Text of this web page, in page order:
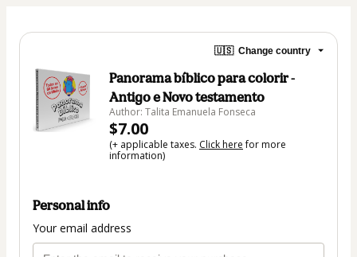
🇺🇸 Change country
Panorama bíblico para colorir -
Antigo e Novo testamento
Author: Talita Emanuela Fonseca
$7.00
(+ applicable taxes. Click herefor more
information)
Personal info
Your email address